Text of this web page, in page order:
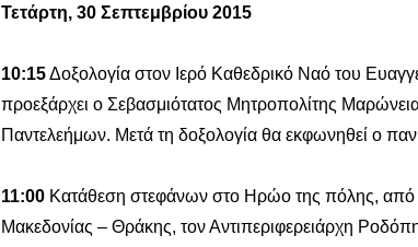
Τετάρτη, 30 Σεπτεμβρίου 2015
10:15Δοξολογία στον Ιερό Καθεδρικό Ναό του
προεξάρχει ο Σεβασμιότατος Μητροπολίτης
Παντελεήμων. Μετά τη δοξολογία θα εκφωνηθεί ο
11:00 Κατάθεση στεφάνων στο Ηρώο της πόλης, από
Μακεδονίας – Θράκης, τον Αντιπεριφερειάρχη